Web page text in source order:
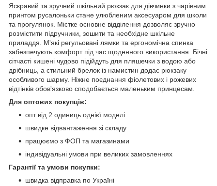
Яскравий та зручний шкільний рюкзак для дівчинки з чарівним
принтом русалоньки стане улюбленим аксесуаром для школи
та прогулянок. Містке основне відділення дозволяє зручно
розмістити підручники, зошити та необхідне шкільне
приладдя. М'які регульовані лямки та ергономічна спинка
забезпечують комфорт під час щоденного використання. Бічні
сітчасті кишені чудово підійдуть для пляшечки з водою або
дрібниць, а стильний брелок із намистин додає рюкзаку
особливого шарму. Ніжне поєднання фіолетових і рожевих
відтінків обов'язково сподобається маленьким принцесам.
Для оптових покупців:
опт від 2 одиниць однієї моделі
швидке відвантаження зі складу
працюємо з ФОП та магазинами
індивідуальні умови при великих замовленнях
Гарантії та умови покупки:
швидка відправка по Україні